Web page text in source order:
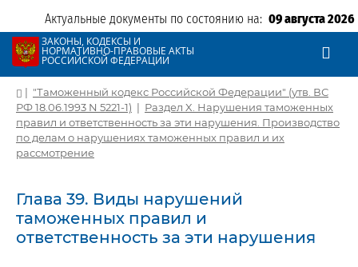
Актуальные документы по состоянию на: 09 августа 2026
ЗАКОНЫ, КОДЕКСЫ И
НОРМАТИВНО-ПРАВОВЫЕ АКТЫ
РОССИЙСКОЙ ФЕДЕРАЦИИ
| "Таможенный кодекс Российской Федерации" (утв. ВС
РФ 18.06.1993 N 5221-1) | Раздел X. Нарушения таможенных
правил и ответственность за эти нарушения. Производство
по делам о нарушениях таможенных правил и их
рассмотрение
Глава 39. Виды нарушений
таможенных правил и
ответственность за эти нарушения